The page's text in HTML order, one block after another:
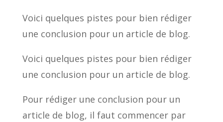
Voici quelques pistes pour bien rédiger
une conclusion pour un article de blog.
Voici quelques pistes pour bien rédiger
une conclusion pour un article de blog.
Pour rédiger une conclusion pour un
article de blog, il faut commencer par